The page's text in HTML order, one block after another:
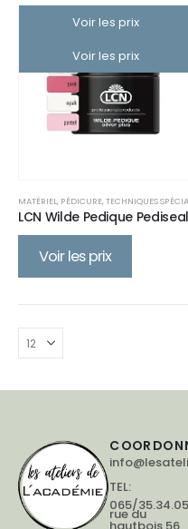
Voir les prix
Voir les prix
MATÉRIEL, PÉDICURE,TECHNIQUES SPÉCIALES
LCN Wilde Pedique Pediseal
Voir les prix
TEL:
065/35.34.05
rue du